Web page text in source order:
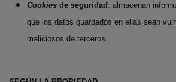
Cookies de seguridad : almacenan
que los datos guardados en ellas sean
maliciosos de terceros.